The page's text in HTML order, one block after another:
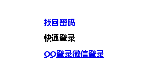
找回密码
快速登录
QQ登录微信登录